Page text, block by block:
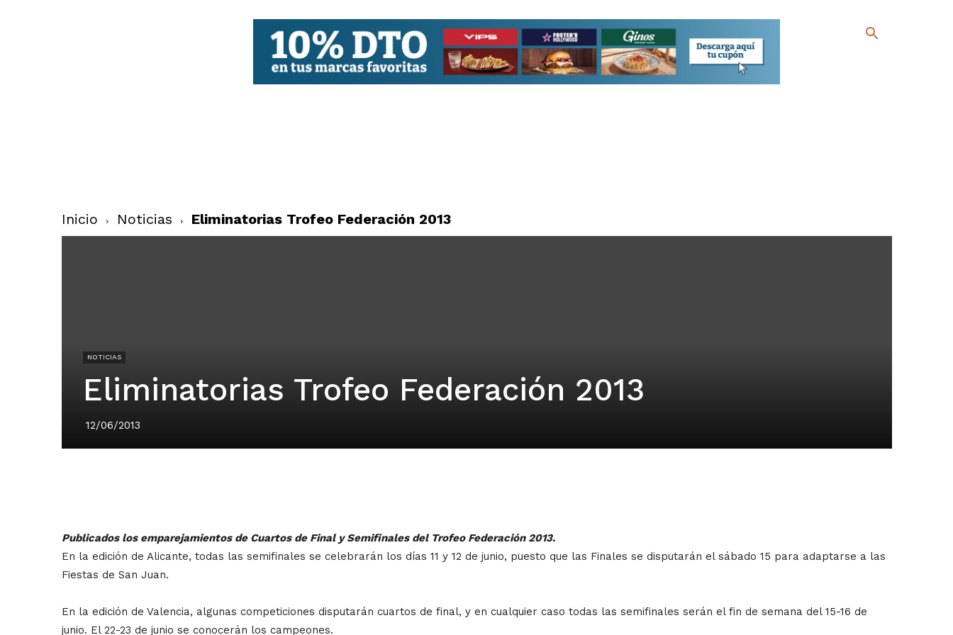
Inicio Noticias Eliminatorias Trofeo Federación 2013
NOTICIAS
Eliminatorias Trofeo Federación 2013
12/06/2013
Publicados los emparejamientos de Cuartos de Final y Semifinales del Trofeo Federación 2013.
En la edición de Alicante, todas las semifinales se celebrarán los días 11 y 12 de junio, puesto que las Finales se disputarán el sábado 15 para adaptarse a las
Fiestas de San Juan.
En la edición de Valencia, algunas competiciones disputarán cuartos de final, y en cualquier caso todas las semifinales serán el fin de semana del 15-16 de
junio. El 22-23 de junio se conocerán los campeones.